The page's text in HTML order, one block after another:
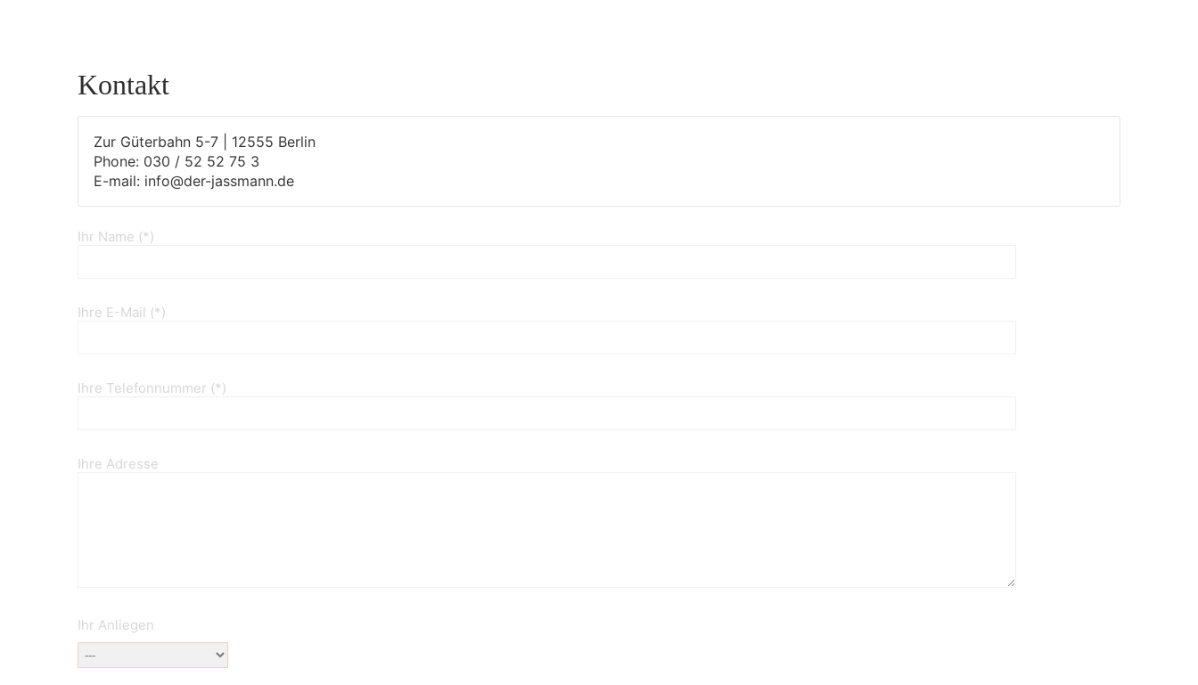
Kontakt
Zur Güterbahn 5-7 | 12555 Berlin
Phone: 030 / 52 52 75 3
E-mail: info@der-jassmann.de
Ihr Name (*)
Ihre E-Mail (*)
Ihre Telefonnummer (*)
Ihre Adresse
Ihr Anliegen